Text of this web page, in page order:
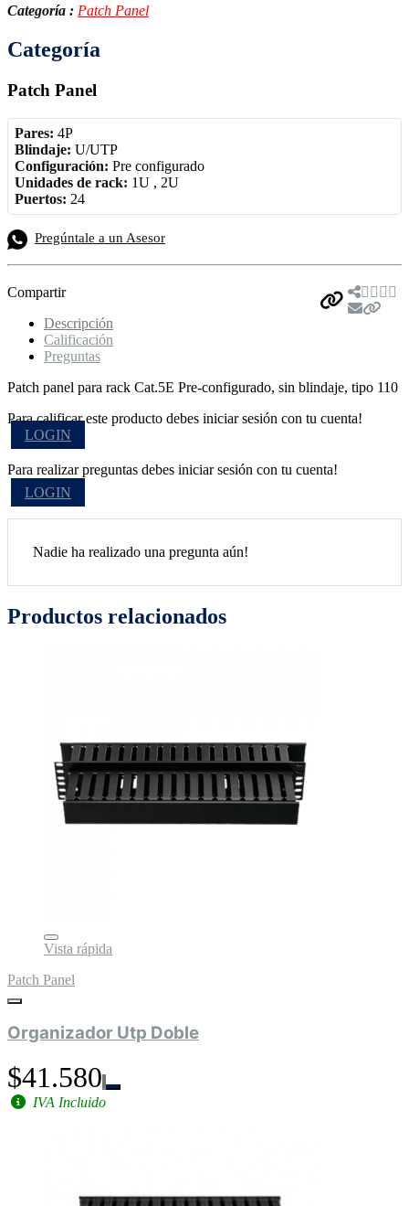
Categoría : Patch Panel
Categoría
Patch Panel
Pares: 4P
Blindaje: U/UTP
Configuración: Pre configurado
Unidades de rack: 1U , 2U
Puertos: 24
Pregúntale a un Asesor
Compartir
Descripción
Calificación
Preguntas
Patch panel para rack Cat.5E Pre-configurado, sin blindaje, tipo 110
Para calificar este producto debes iniciar sesión con tu cuenta!
LOGIN
Para realizar preguntas debes iniciar sesión con tu cuenta!
LOGIN
Nadie ha realizado una pregunta aún!
Productos relacionados
Vista rápida
Patch Panel
Organizador Utp Doble
$41.580
IVA Incluido